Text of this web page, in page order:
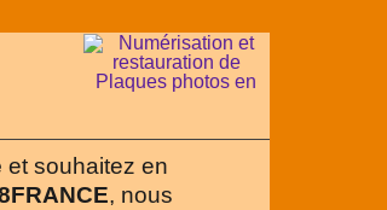
et souhaitez en
, nous